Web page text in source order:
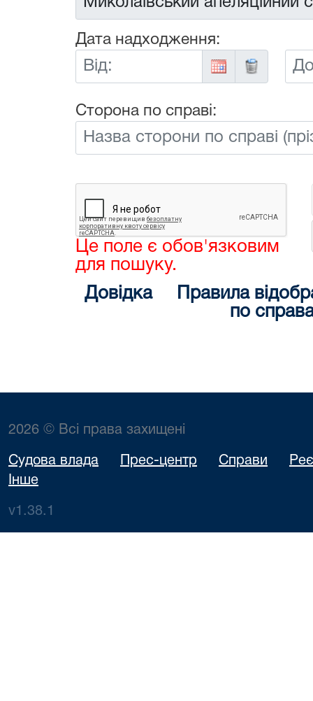
Дата надходження:
Від:
До:
Сторона по справі:
Це поле є обов'язковим
для пошуку.
Довідка
Правила
по
2026 © Всі права захищені
Судова влада Прес-центр Справи
Інше
v1.38.1